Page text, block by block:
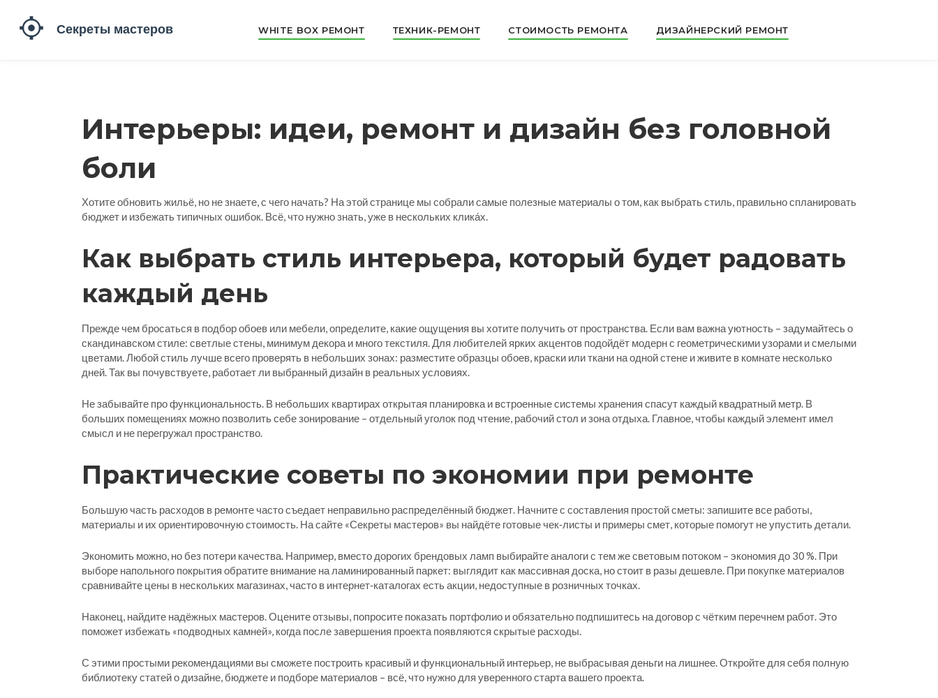
WHITE BOX РЕМОНТ ТЕХНИК-РЕМОНТ СТОИМОСТЬ РЕМОНТА ДИЗАЙНЕРСКИЙ РЕМОНТ
Интерьеры: идеи, ремонт и дизайн без головной
боли
Хотите обновить жильё, но не знаете, с чего начать? На этой странице мы собрали самые полезные материалы о том, как выбрать стиль, правильно спланировать
бюджет и избежать типичных ошибок. Всё, что нужно знать, уже в нескольких клика́х.
Как выбрать стиль интерьера, который будет радовать
каждый день
Прежде чем бросаться в подбор обоев или мебели, определите, какие ощущения вы хотите получить от пространства. Если вам важна уютность – задумайтесь о
скандинавском стиле: светлые стены, минимум декора и много текстиля. Для любителей ярких акцентов подойдёт модерн с геометрическими узорами и смелыми
цветами. Любой стиль лучше всего проверять в небольших зонах: разместите образцы обоев, краски или ткани на одной стене и живите в комнате несколько
дней. Так вы почувствуете, работает ли выбранный дизайн в реальных условиях.
Не забывайте про функциональность. В небольших квартирах открытая планировка и встроенные системы хранения спасут каждый квадратный метр. В
больших помещениях можно позволить себе зонирование – отдельный уголок под чтение, рабочий стол и зона отдыха. Главное, чтобы каждый элемент имел
смысл и не перегружал пространство.
Практические советы по экономии при ремонте
Большую часть расходов в ремонте часто съедает неправильно распределённый бюджет. Начните с составления простой сметы: запишите все работы,
материалы и их ориентировочную стоимость. На сайте «Секреты мастеров» вы найдёте готовые чек‑листы и примеры смет, которые помогут не упустить детали.
Экономить можно, но без потери качества. Например, вместо дорогих брендовых ламп выбирайте аналоги с тем же световым потоком – экономия до 30 %. При
выборе напольного покрытия обратите внимание на ламинированный паркет: выглядит как массивная доска, но стоит в разы дешевле. При покупке материалов
сравнивайте цены в нескольких магазинах, часто в интернет‑каталогах есть акции, недоступные в розничных точках.
Наконец, найдите надёжных мастеров. Оцените отзывы, попросите показать портфолио и обязательно подпишитесь на договор с чётким перечнем работ. Это
поможет избежать «подводных камней», когда после завершения проекта появляются скрытые расходы.
С этими простыми рекомендациями вы сможете построить красивый и функциональный интерьер, не выбрасывая деньги на лишнее. Откройте для себя полную
библиотеку статей о дизайне, бюджете и подборе материалов – всё, что нужно для уверенного старта вашего проекта.